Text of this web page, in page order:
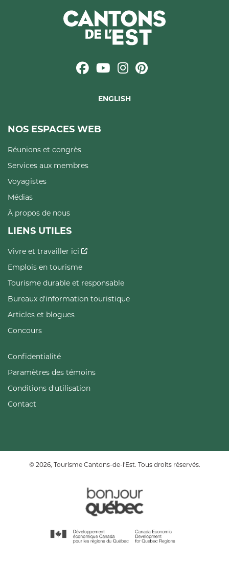
ENGLISH
NOS ESPACES WEB
Réunions et congrès
Services aux membres
Voyagistes
Médias
À propos de nous
LIENS UTILES
Vivre et travailler ici
Emplois en tourisme
Tourisme durable et responsable
Bureaux d'information touristique
Articles et blogues
Concours
Confidentialité
Paramètres des témoins
Conditions d'utilisation
Contact
© 2026, Tourisme Cantons-de-l'Est. Tous droits réservés.